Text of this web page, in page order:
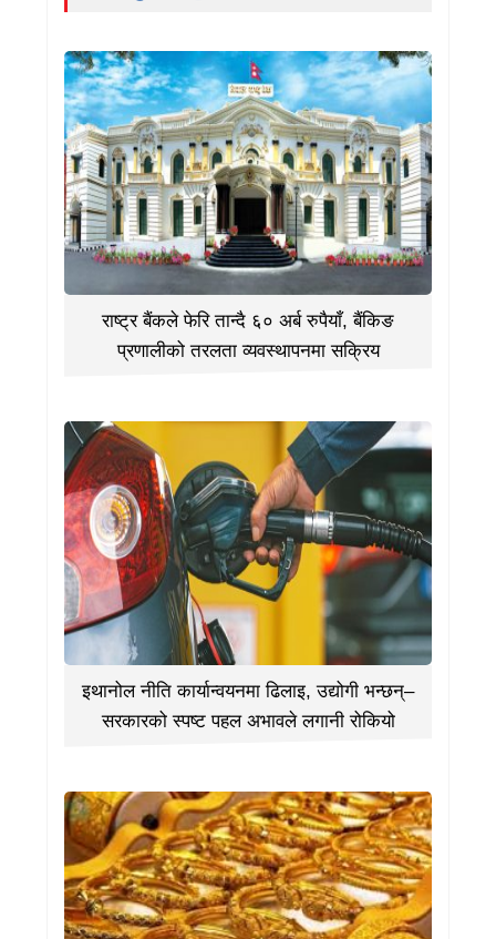
राष्ट्र बैंकले फेरि तान्दै ६० अर्ब रुपैयाँ, बैंकिङ
प्रणालीको तरलता व्यवस्थापनमा सक्रिय
इथानोल नीति कार्यान्वयनमा ढिलाइ, उद्योगी भन्छन्–
सरकारको स्पष्ट पहल अभावले लगानी रोकियो